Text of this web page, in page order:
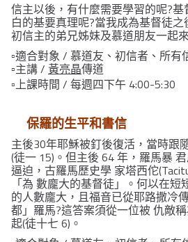
信主以後，有什麼需要學習的呢?
白的基要真理呢?當我成為基督徒
初信主的弟兄姊妹及慕道朋友一起
▫️適合對象 / 慕道友、初信者、所有
▫️主講 / 黃亮晶傳道
▫️上課時間 / 每週四下午 4:00-5:30
保羅的生平和書信
主後30年耶穌被釘後復活，當時跟
(徒一 15)。但主後 64 年，羅馬暴
逼迫，古羅馬歷史學 家塔西佗
「為 數龐大的基督徒」。何以在
的人數龐大，且福音已從耶路撒冷
都」羅馬?這答案須從一位被 仇敵
起(徒十七 6)。